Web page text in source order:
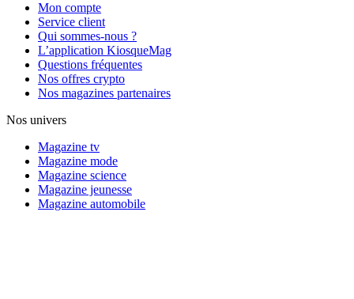
Mon compte
Service client
Qui sommes-nous ?
L’application KiosqueMag
Questions fréquentes
Nos offres crypto
Nos magazines partenaires
Nos univers
Magazine tv
Magazine mode
Magazine science
Magazine jeunesse
Magazine automobile